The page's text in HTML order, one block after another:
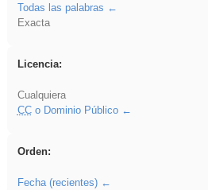
Todas las palabras
Exacta
Licencia:
Cualquiera
CCo Dominio Público
Orden:
Fecha (recientes)